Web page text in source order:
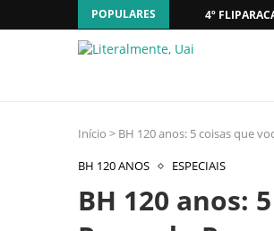
POPULARES 4º
Início > BH 120 anos: 5 coisas que
BH 120 ANOS
ESPECIAIS
BH 120 anos: